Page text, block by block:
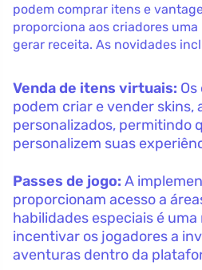
podem comprar itens e
proporciona aos criadores
gerar receita. As novidades
Venda de itens virtuais:
podem criar e vender skins,
personalizados, permitindo
personalizem suas
Passes de jogo: A
proporcionam acesso a
habilidades especiais é
incentivar os jogadores a
aventuras dentro da